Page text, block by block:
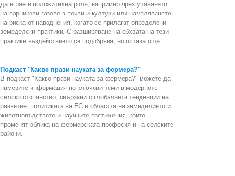
да играе и положителна роля, например чрез улавянето
на парникови газове в почви и култури или намаляването
на риска от наводнения, когато се прилагат определени
земеделски практики. С разширяване на обхвата на тези
практики въздействието се подобрява, но остава още
Подкаст "Какво прави науката за фермера?"
В подкаст "Какво прави науката за фермера?" можете да
намерите информация по ключови теми в модерното
селско стопанство, свързани с глобалните тенденции на
развитие, политиката на ЕС в областта на земеделието и
животновъдството и научните постижения, които
променят облика на фермерската професия и на селските
райони.